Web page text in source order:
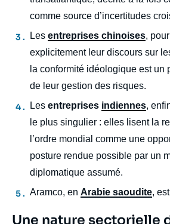
comme source d’incertitudes
Les entreprises chinoises,
explicitement leur discours sur
la conformité idéologique est un
de leur gestion des risques.
Les entreprises indiennes,
le plus singulier : elles lisent la
l’ordre mondial comme une
posture rendue possible par un
diplomatique assumé.
Aramco, en Arabie saoudite,
Titre
Une nature sectorielle